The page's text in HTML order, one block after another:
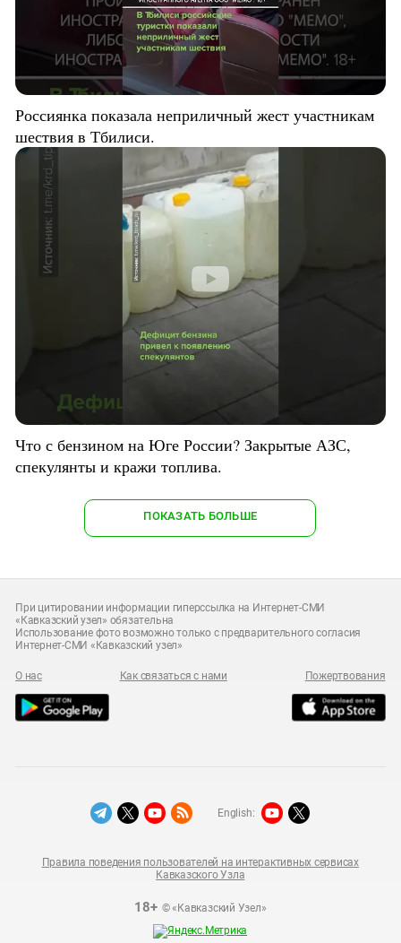
Россиянка показала неприличный жест участникам
шествия в Тбилиси.
Что с бензином на Юге России? Закрытые АЗС,
спекулянты и кражи топлива.
ПОКАЗАТЬ БОЛЬШЕ
При цитировании информации гиперссылка на Интернет-СМИ
«Кавказский узел» обязательна
Использование фото возможно только с предварительного согласия
Интернет-СМИ «Кавказский узел»
О нас Как связаться с нами Пожертвования
18+© «Кавказский Узел»
Правила поведения пользователей на интерактивных сервисах
Кавказского Узла
English: